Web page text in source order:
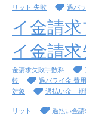
リット 失敗 過バ
イ金請
イ金請
金請求失敗手数料
較
過バライ金 費
対象
過払い金 期
リット 過払い金請